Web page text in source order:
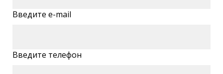
Введите e-mail
Введите телефон